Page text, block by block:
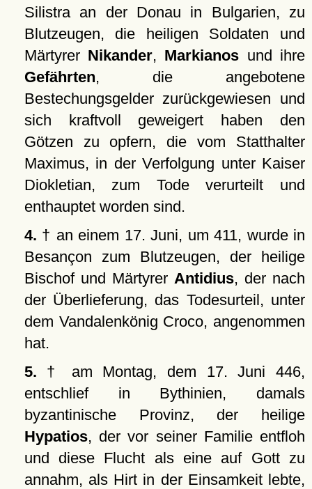
Silistra an der Donau in Bulgarien, zu
Blutzeugen, die heiligen Soldaten und
Märtyrer Nikander, Markianos und ihre
Gefährten, die angebotene
Bestechungsgelder zurückgewiesen und
sich kraftvoll geweigert haben den
Götzen zu opfern, die vom Statthalter
Maximus, in der Verfolgung unter Kaiser
Diokletian, zum Tode verurteilt und
enthauptet worden sind.
4. † an einem 17. Juni, um 411, wurde in
Besançon zum Blutzeugen, der heilige
Bischof und Märtyrer Antidius, der nach
der Überlieferung, das Todesurteil, unter
dem Vandalenkönig Croco, angenommen
hat.
5. † am Montag, dem 17. Juni 446,
entschlief in Bythinien, damals
byzantinische Provinz, der heilige
Hypatios, der vor seiner Familie entfloh
und diese Flucht als eine auf Gott zu
annahm, als Hirt in der Einsamkeit lebte,